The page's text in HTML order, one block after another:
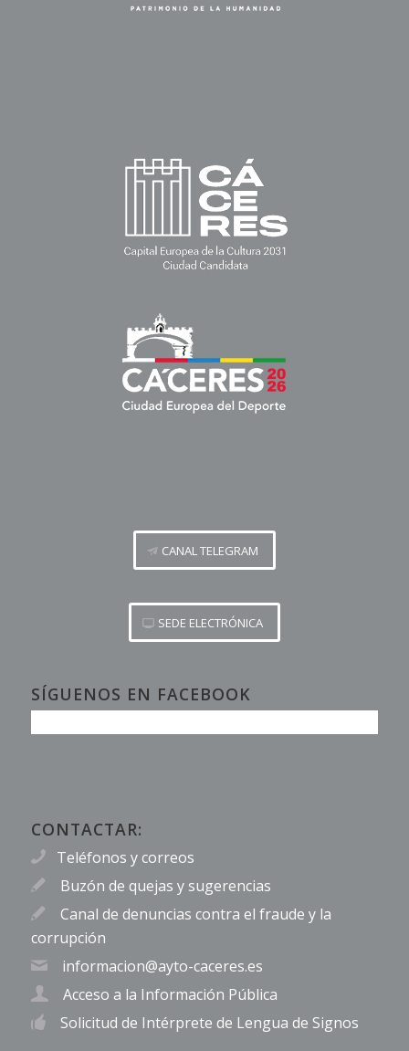
CANAL TELEGRAM
SEDE ELECTRÓNICA
SÍGUENOS EN FACEBOOK
CONTACTAR:
Teléfonos y correos
Buzón de quejas y sugerencias
Canal de denuncias contra el fraude y la
corrupción
informacion@ayto-caceres.es
Acceso a la Información Pública
Solicitud de Intérprete de Lengua de Signos